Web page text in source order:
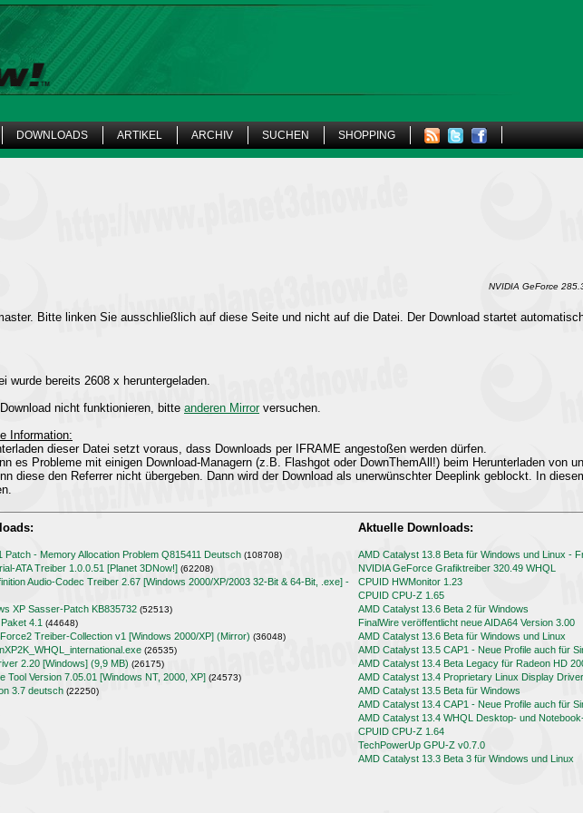
DOWNLOADS ARTIKEL ARCHIV SUCHEN SHOPPING
NVIDIA GeForce
Bitte linken Sie ausschließlich auf diese Seite und nicht auf die Datei. Der Download startet
wurde bereits 2608 x heruntergeladen.
nicht funktionieren, bitte anderen Mirrorversuchen.
Information:
dieser Datei setzt voraus, dass Downloads per IFRAME angestoßen werden dürfen.
es Probleme mit einigen Download-Managern (z.B. Flashgot oder DownThemAll!) beim Herunterladen von
diese den Referrer nicht übergeben. Dann wird der Download als unerwünschter Deeplink geblockt. In
Patch - Memory Allocation Problem Q815411 Deutsch (108708)
ATA Treiber 1.0.0.51 [Planet 3DNow!] (62208)
Audio-Codec Treiber 2.67 [Windows 2000/XP/2003 32-Bit & 64-Bit, .exe] -
XP Sasser-Patch KB835732 (52513)
4.1 (44648)
Treiber-Collection v1 [Windows 2000/XP] (Mirror) (36048)
(26535)
2.20 [Windows] (9,9 MB) (26175)
Tool Version 7.05.01 [Windows NT, 2000, XP] (24573)
3.7 deutsch (22250)
Aktuelle Downloads:
AMD Catalyst 13.8 Beta für Windows und Linux -
NVIDIA GeForce Grafiktreiber 320.49 WHQL
CPUID HWMonitor 1.23
CPUID CPU-Z 1.65
AMD Catalyst 13.6 Beta 2 für Windows
FinalWire veröffentlicht neue AIDA64 Version 3.00
AMD Catalyst 13.6 Beta für Windows und Linux
AMD Catalyst 13.5 CAP1 - Neue Profile auch für
AMD Catalyst 13.4 Beta Legacy für Radeon HD
AMD Catalyst 13.4 Proprietary Linux Display Driver
AMD Catalyst 13.5 Beta für Windows
AMD Catalyst 13.4 CAP1 - Neue Profile auch für
AMD Catalyst 13.4 WHQL Desktop- und
CPUID CPU-Z 1.64
TechPowerUp GPU-Z v0.7.0
AMD Catalyst 13.3 Beta 3 für Windows und Linux